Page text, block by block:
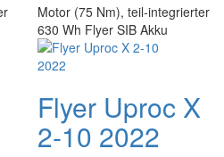
Motor (75 Nm), teil-integrierter
630 Wh Flyer SIB Akku
Flyer Uproc X
2-10 2022